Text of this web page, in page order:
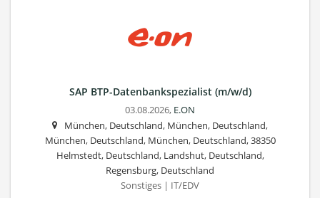
SAP BTP-Datenbankspezialist (m/w/d)
03.08.2026, E.ON
München, Deutschland, München, Deutschland,
München, Deutschland, München, Deutschland, 38350
Helmstedt, Deutschland, Landshut, Deutschland,
Regensburg, Deutschland
Sonstiges | IT/EDV